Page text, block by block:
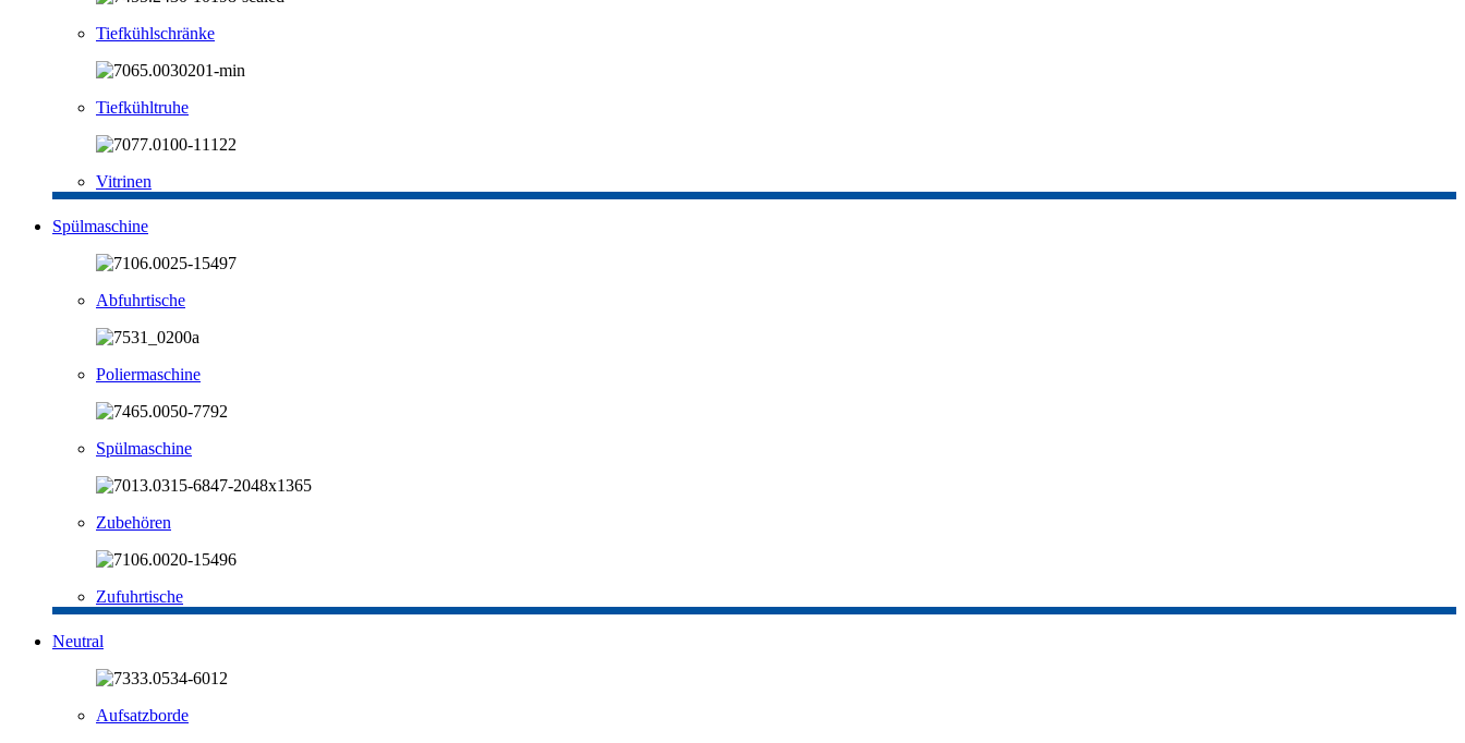
Tiefkühlschränke
Tiefkühltruhe
Vitrinen
Spülmaschine
Abfuhrtische
Poliermaschine
Spülmaschine
Zubehören
Zufuhrtische
Neutral
Aufsatzborde